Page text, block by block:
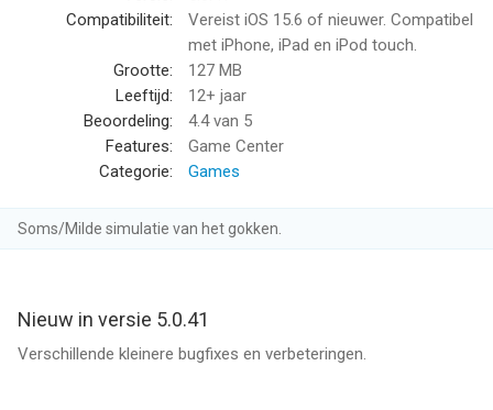
eenvoudig te leren is.
- Online en plaatselijke hoogste scores zodat je die kunt
vergelijken met familie en vrienden.
- Prachtige animaties en zorgvuldig uitgekozen geluidseffecten
dompelen je onder in een rustgevende golfsfeer.
Golf Solitaire Pro is met zorg gemaakt en wordt door
en kijk hoe leuk golf kan zijn!
www.glowingeyegames.com
Compatibiliteit:
Vereist iOS 15.6 of nieuwer. Compatibel
met iPhone, iPad en iPod touch.
Grootte:
127 MB
Leeftijd:
12+ jaar
Beoordeling:
4.4van 5
Features:
Game Center
Categorie:
Games
Soms/Milde simulatie van het gokken.
Nieuw in versie 5.0.41
Verschillende kleinere bugfixes en verbeteringen.